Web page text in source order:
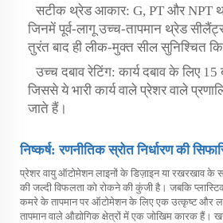
सटीक थ्रेड आकार: G, PT और NPT
जिनमें पूर्व-लागू उच्च-तापमान थ्रेड
तुरंत बाद ही लीक-मुक्त सील सुनिश्चित
उच्च दबाव रेटिंग: कार्य दबाव के लिए
जिससे ये भारी कार्य वाले प्रेशर वाले
जाते हैं।
निष्कर्ष: रणनीतिक स्रोत निर्धारण की
प्रेशर वायु ऑटोमेशन लाइनों के डिज़ाइन या रखरखाव के
की जल्दी विफलता को रोकने की कुंजी है। जबकि
कमरे के तापमान पर ऑटोमेशन के लिए एक उत्कृष्ट और
तापमान वाले औद्योगिक क्षेत्रों में एक जोखिम कारक हैं।